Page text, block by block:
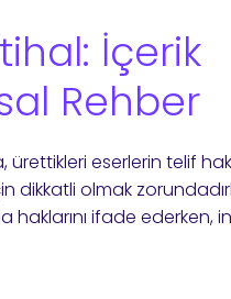
İçerik
Rehber
eserlerin telif
dikkatli olmak
haklarını ifade ederken,